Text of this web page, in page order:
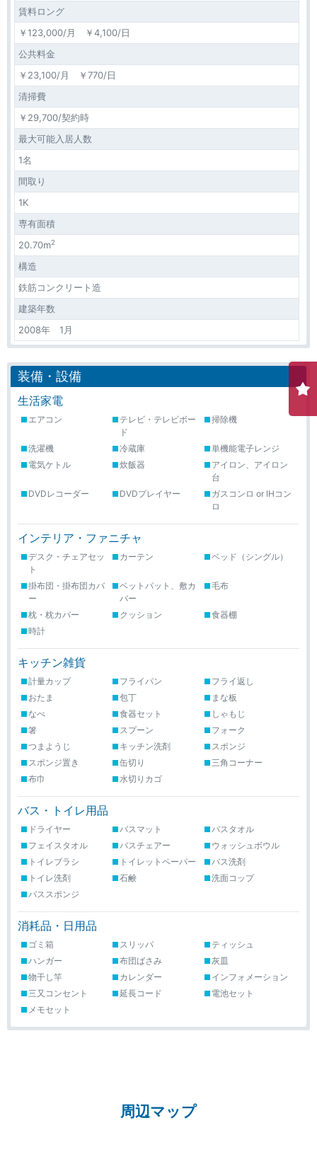
賃料ロング
￥123,000/月 ￥4,100/日
公共料金
￥23,100/月 ￥770/日
清掃費
￥29,700/契約時
最大可能入居人数
1名
間取り
1K
専有面積
20.70m2
構造
鉄筋コンクリート造
建築年数
2008年 1月
装備・設備
生活家電
エアコン
テレビ・テレビボー
ド
掃除機
洗濯機 冷蔵庫
単機能電子レンジ
電気ケトル
炊飯器
アイロン、アイロン
台
DVDレコーダー
DVDプレイヤー
ガスコンロ or IHコン
ロ
インテリア・ファニチャ
デスク・チェアセッ
ト
カーテン ベッド（シングル）
掛布団・掛布団カバ
ー
ベットパット、敷カ
バー
毛布
枕・枕カバー クッション
食器棚
時計
キッチン雑貨
計量カップ フライパン
フライ返し
おたま
包丁
まな板
なべ
食器セット
しゃもじ
箸
スプーン
フォーク
つまようじ
キッチン洗剤
スポンジ
スポンジ置き
缶切り
三角コーナー
布巾
水切りカゴ
バス・トイレ用品
ドライヤー バスマット
バスタオル
フェイスタオル
バスチェアー
ウォッシュボウル
トイレブラシ
トイレットペーパー
バス洗剤
トイレ洗剤
石鹸
洗面コップ
バススポンジ
消耗品・日用品
ゴミ箱 スリッパ
ティッシュ
ハンガー
布団ばさみ
灰皿
物干し竿
カレンダー
インフォメーション
三又コンセント
延長コード
電池セット
メモセット
周辺マップ